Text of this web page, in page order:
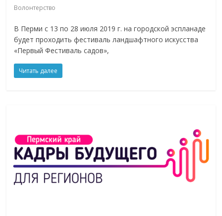
Волонтерство
В Перми с 13 по 28 июля 2019 г. на городской эспланаде
будет проходить фестиваль ландшафтного искусства
«Первый Фестиваль садов»,
Читать далее